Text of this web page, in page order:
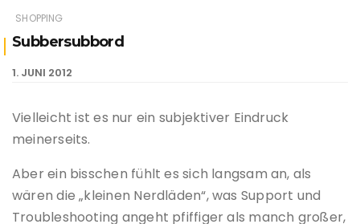
SHOPPING
Subbersubbord
1. JUNI 2012
Vielleicht ist es nur ein subjektiver Eindruck
meinerseits.
Aber ein bisschen fühlt es sich langsam an, als
wären die „kleinen Nerdläden“, was Support und
Troubleshooting angeht pfiffiger als manch großer,